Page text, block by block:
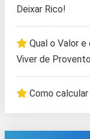
Deixar Rico!
Qual o Valor
Viver de
Como